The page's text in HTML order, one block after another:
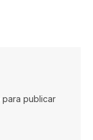
para publicar